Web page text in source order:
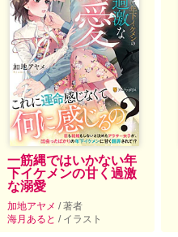
一筋縄ではいかない年
下イケメンの甘く過激
な溺愛
加地アヤメ / 著者
海月あると / イラスト